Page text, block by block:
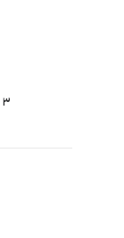
٣ قوالب تصميم قائمة طعام مميزة